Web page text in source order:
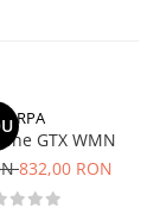
GTX WMN
832,00 RON